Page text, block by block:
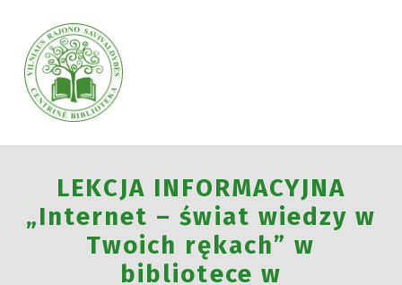
VILNIAUS RAJONO SAVIVALDYBĖS CENTRINĖ BIBLIOTEKA
LEKCJA INFORMACYJNA
„Internet – świat wiedzy w
Twoich rękach” w
bibliotece w